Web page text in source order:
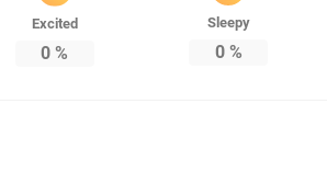
Excited
0 %
Sleepy
0%